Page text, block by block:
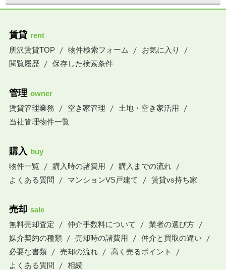
賃貸 rent
所沢賃貸TOP
物件検索フォーム
お気に入り
閲覧履歴
保存した検索条件
管理 owner
賃貸管理業務
空き家管理
土地・空き家活用
当社管理物件一覧
購入 buy
物件一覧
購入時の諸費用
購入までの流れ
よくある質問
マンションVS戸建て 賃貸vs持ち家
売却 sale
無料売却査定
仲介手数料について
業者の選び方
媒介契約の種類
売却時の諸費用
仲介と買取の違い
必要な書類
売却の流れ
高く売るポイント
よくある質問
相続